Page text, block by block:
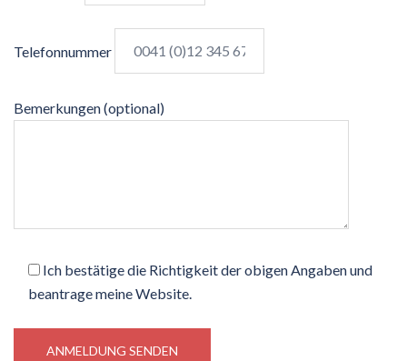
Telefonnummer
Bemerkungen (optional)
Ich bestätige die Richtigkeit der obigen Angaben und
beantrage meine Website.